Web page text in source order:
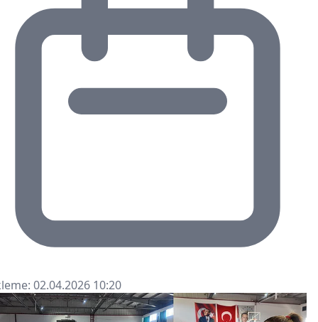
02.04.2026 10:20